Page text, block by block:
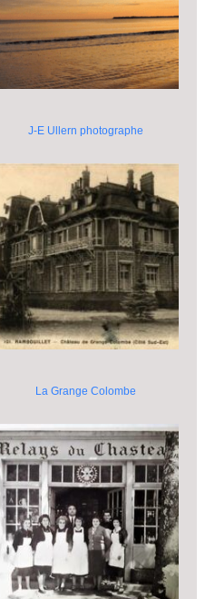
J-E Ullern photographe
La Grange Colombe